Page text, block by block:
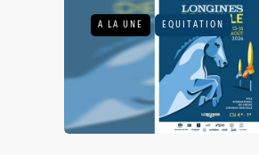
A LA UNE EQUITATION